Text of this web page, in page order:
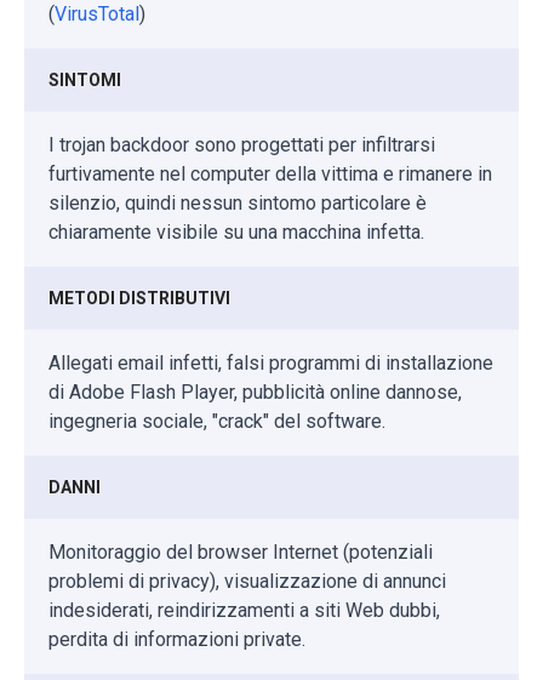
(VirusTotal)
SINTOMI
I trojan backdoor sono progettati per infiltrarsi
furtivamente nel computer della vittima e rimanere in
silenzio, quindi nessun sintomo particolare è
chiaramente visibile su una macchina infetta.
METODI DISTRIBUTIVI
Allegati email infetti, falsi programmi di installazione
di Adobe Flash Player, pubblicità online dannose,
ingegneria sociale, "crack" del software.
DANNI
Monitoraggio del browser Internet (potenziali
problemi di privacy), visualizzazione di annunci
indesiderati, reindirizzamenti a siti Web dubbi,
perdita di informazioni private.